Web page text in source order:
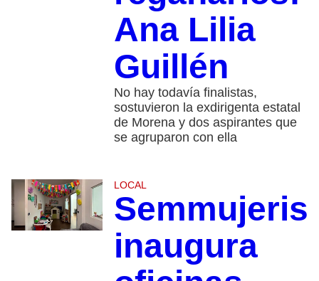
Ana Lilia
Guillén
No hay todavía finalistas,
sostuvieron la exdirigenta estatal
de Morena y dos aspirantes que
se agruparon con ella
LOCAL
Semmujeris
inaugura